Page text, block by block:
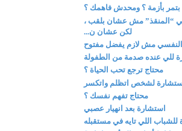
بتمر بأزمة ؟ ومحدش فاهمك ؟
“المنقذ” مش عشان بلقب ،
لكن عشان ن...
النفسي مش لازم يفضل مفتوح
للي عنده صدمة من الطفولة
محتاج ترجع تحب الحياة ؟
لشخص اتظلم واتكسر
محتاج تفهم نفسك ؟
استشارة بعد انهيار عصبي
للشباب اللي تايه في مستقبله